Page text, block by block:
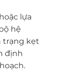
lựa
hệ
trạng kẹt
định